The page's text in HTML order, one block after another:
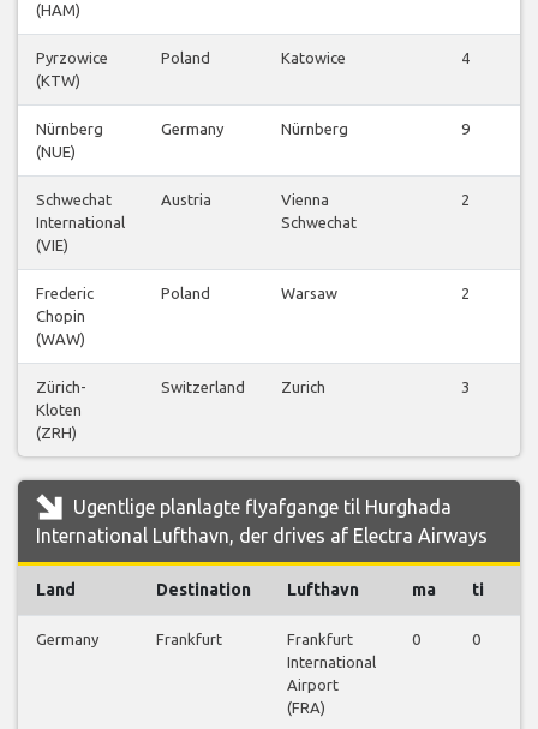
(HAM)
Pyrzowice
(KTW)
Poland Katowice 4
Nürnberg
(NUE)
Germany Nürnberg 9
Schwechat
International
(VIE)
Austria
Vienna
Schwechat
2
Frederic
Chopin
(WAW)
Poland Warsaw 2
Zürich-
Kloten
(ZRH)
Switzerland Zurich 3
Ugentlige planlagte flyafgange til Hurghada
International Lufthavn, der drives af Electra Airways
Land Destination Lufthavn ma ti
Germany Frankfurt
Frankfurt
International
Airport
(FRA)
0 0